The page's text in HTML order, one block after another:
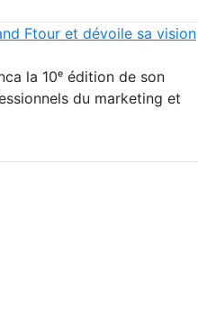
Ftour et dévoile sa vision
la 10ᵉ édition de son
du marketing et